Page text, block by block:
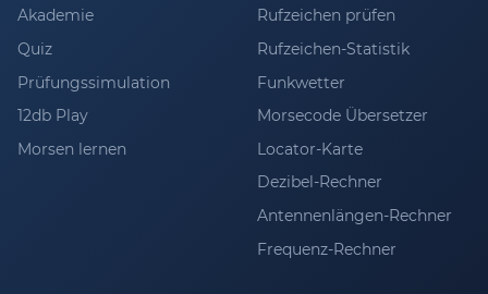
Akademie
Quiz
Prüfungssimulation
12db Play
Morsen lernen
Rufzeichen prüfen
Rufzeichen-Statistik
Funkwetter
Morsecode Übersetzer
Locator-Karte
Dezibel-Rechner
Antennenlängen-Rechner
Frequenz-Rechner